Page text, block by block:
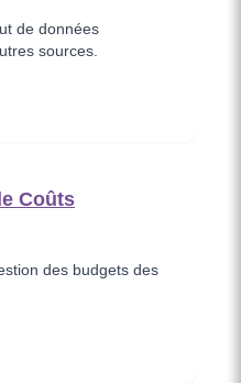
de données
sources.
Coûts
des budgets des